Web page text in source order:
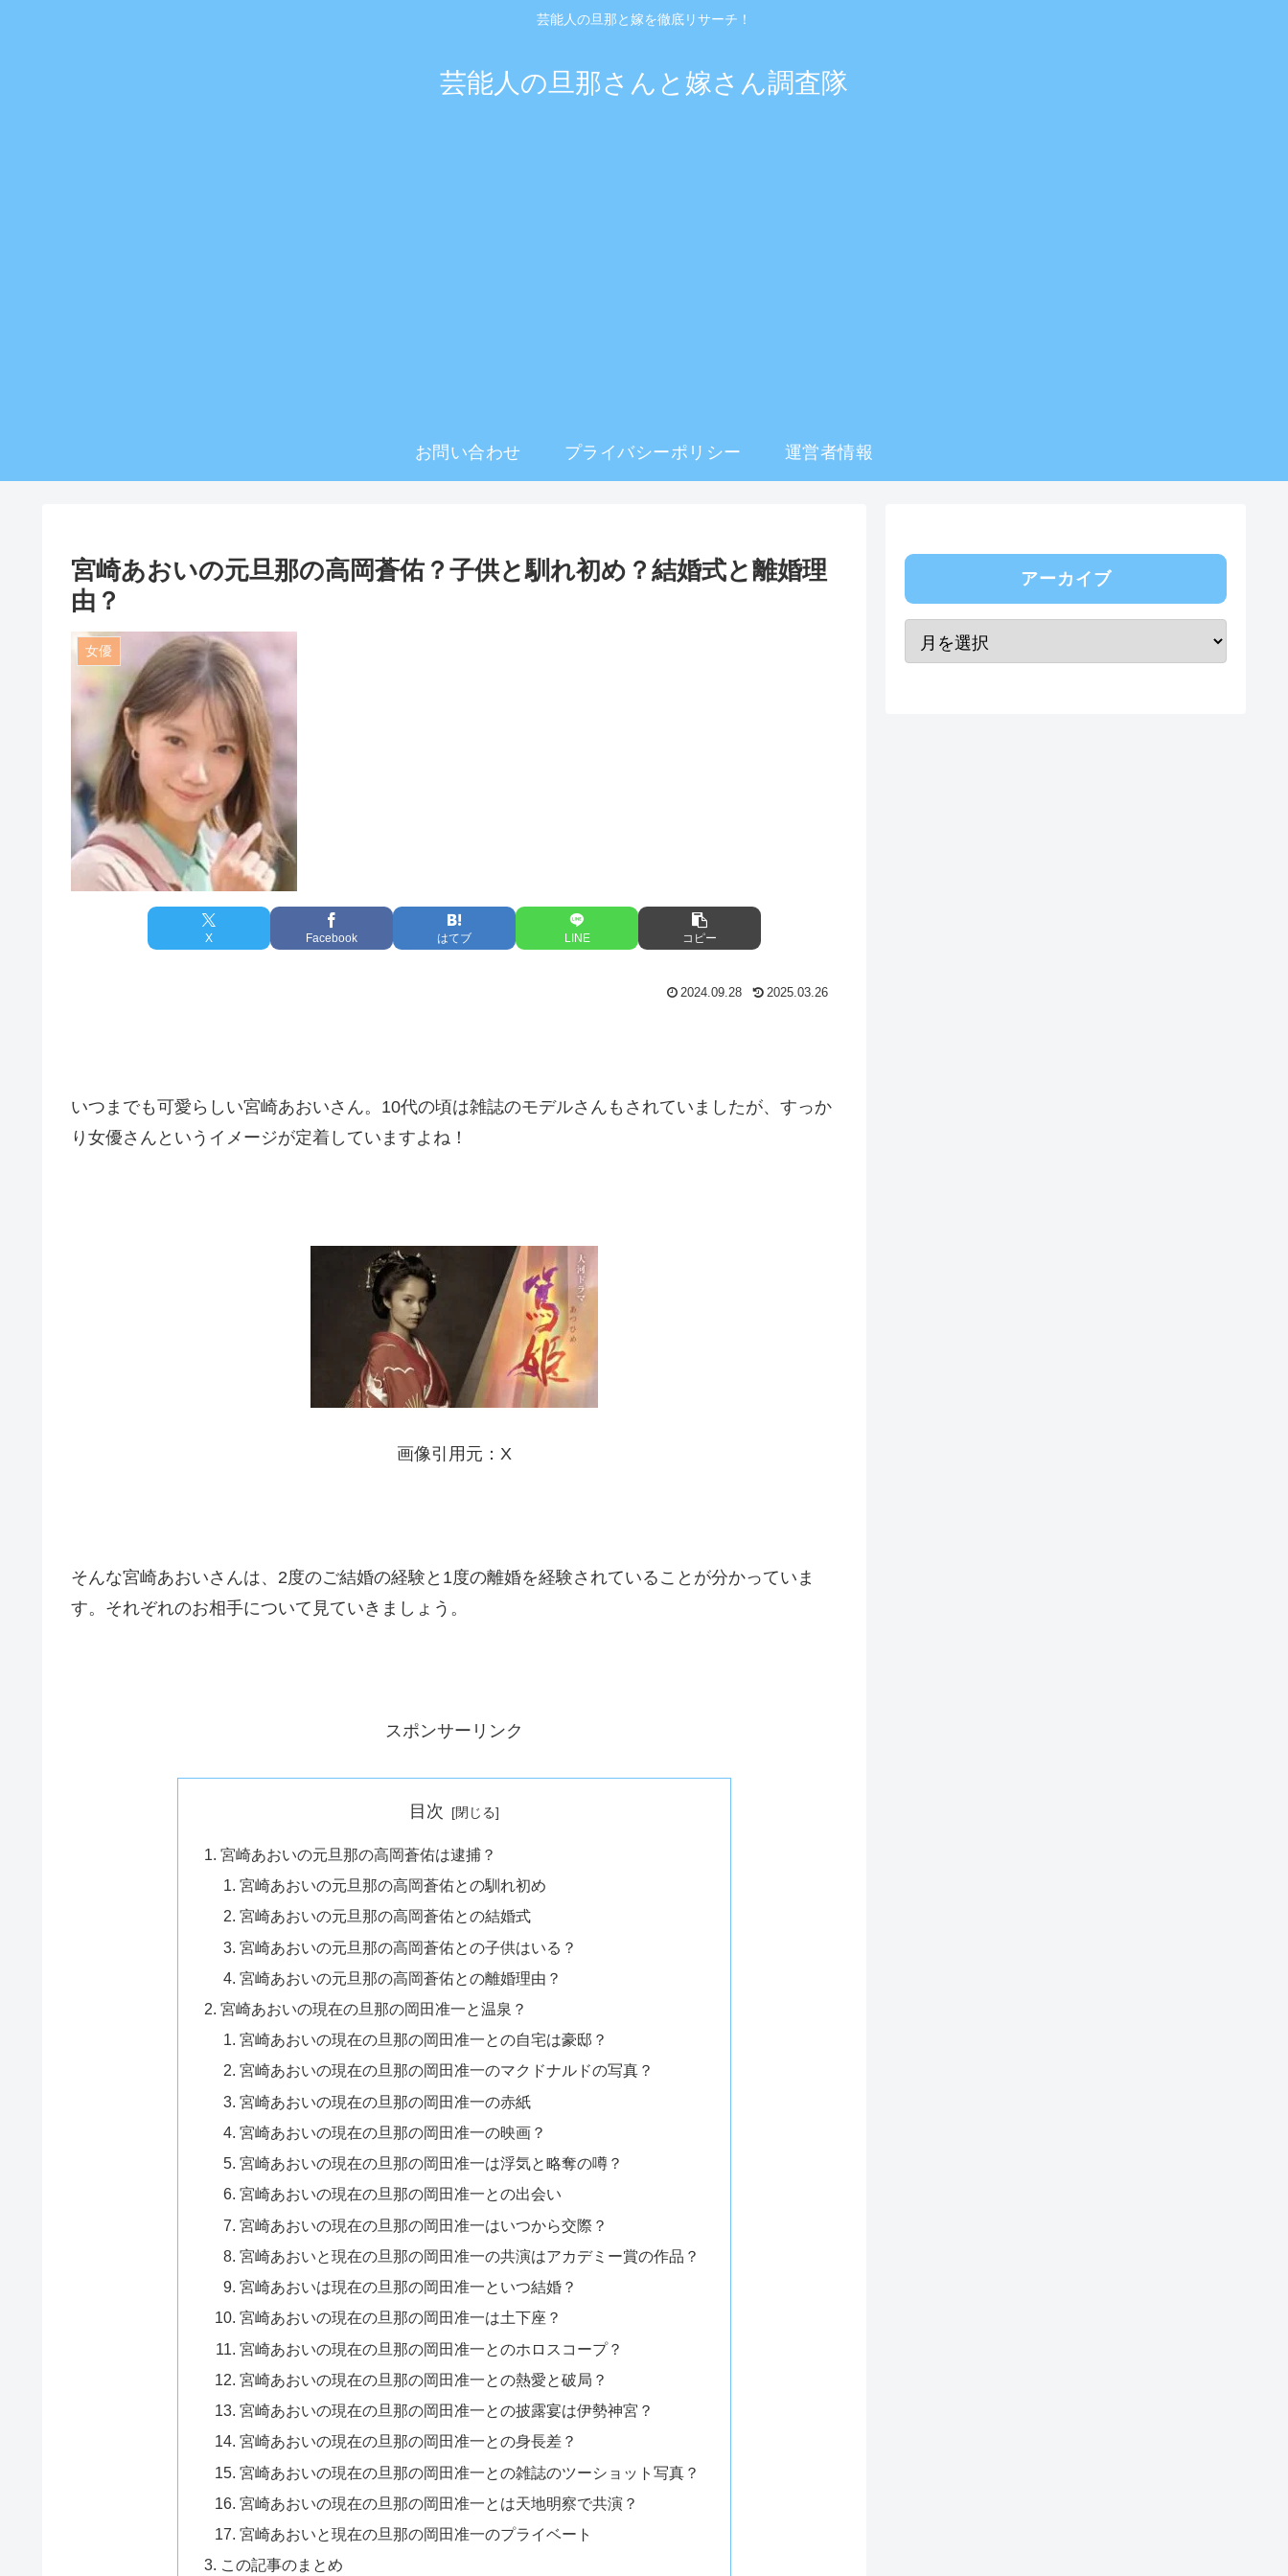
芸能人の旦那と嫁を徹底リサーチ！
芸能人の旦那さんと嫁さん調査隊
お問い合わせ プライバシーポリシー 運営者情報
宮崎あおいの元旦那の高岡蒼佑？子供と馴れ初め？結婚式と離婚理
由？
女優
X Facebook はてブ LINE コピー
2024.09.28 2025.03.26
いつまでも可愛らしい宮崎あおいさん。10代の頃は雑誌のモデルさんもされていましたが、すっか
り女優さんというイメージが定着していますよね！
画像引用元：X
そんな宮崎あおいさんは、2度のご結婚の経験と1度の離婚を経験されていることが分かっていま
す。それぞれのお相手について見ていきましょう。
スポンサーリンク
目次
宮崎あおいの元旦那の高岡蒼佑は逮捕？
宮崎あおいの元旦那の高岡蒼佑との馴れ初め
宮崎あおいの元旦那の高岡蒼佑との結婚式
宮崎あおいの元旦那の高岡蒼佑との子供はいる？
宮崎あおいの元旦那の高岡蒼佑との離婚理由？
宮崎あおいの現在の旦那の岡田准一と温泉？
宮崎あおいの現在の旦那の岡田准一との自宅は豪邸？
宮崎あおいの現在の旦那の岡田准一のマクドナルドの写真？
宮崎あおいの現在の旦那の岡田准一の赤紙
宮崎あおいの現在の旦那の岡田准一の映画？
宮崎あおいの現在の旦那の岡田准一は浮気と略奪の噂？
宮崎あおいの現在の旦那の岡田准一との出会い
宮崎あおいの現在の旦那の岡田准一はいつから交際？
宮崎あおいと現在の旦那の岡田准一の共演はアカデミー賞の作品？
宮崎あおいは現在の旦那の岡田准一といつ結婚？
宮崎あおいの現在の旦那の岡田准一は土下座？
宮崎あおいの現在の旦那の岡田准一とのホロスコープ？
宮崎あおいの現在の旦那の岡田准一との熱愛と破局？
宮崎あおいの現在の旦那の岡田准一との披露宴は伊勢神宮？
宮崎あおいの現在の旦那の岡田准一との身長差？
宮崎あおいの現在の旦那の岡田准一との雑誌のツーショット写真？
宮崎あおいの現在の旦那の岡田准一とは天地明察で共演？
宮崎あおいと現在の旦那の岡田准一のプライベート
この記事のまとめ
アーカイブ